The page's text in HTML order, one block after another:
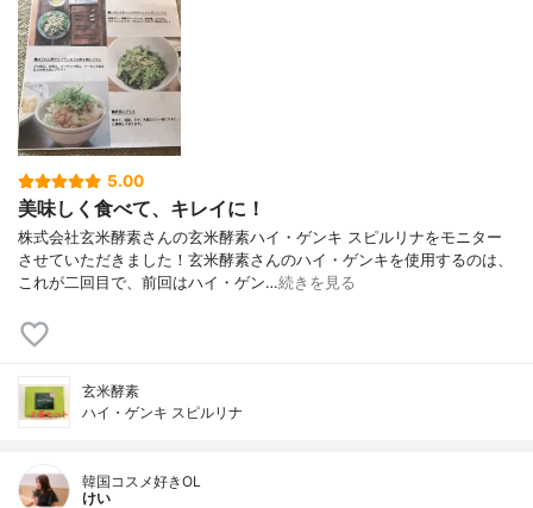
5.00
美味しく食べて、キレイに！
株式会社玄米酵素さんの玄米酵素ハイ・ゲンキ スピルリナをモニター
させていただきました！玄米酵素さんのハイ・ゲンキを使用するのは、
これが二回目で、前回はハイ・ゲン…続きを見る
玄米酵素
ハイ・ゲンキ スピルリナ
韓国コスメ好きOL
けい